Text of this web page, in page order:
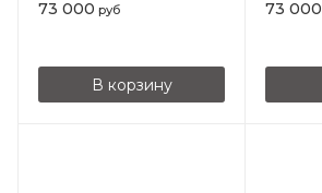
73 000 руб
В корзину
73 000